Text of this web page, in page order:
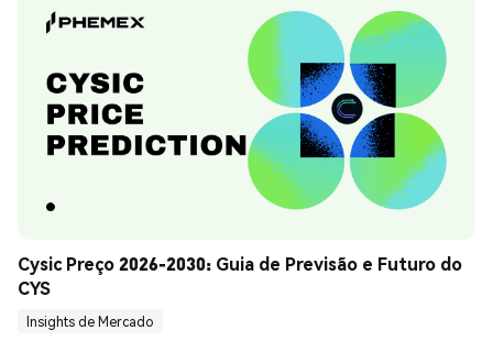
Cysic Preço 2026-2030: Guia de Previsão e Futuro do
CYS
Insights de Mercado